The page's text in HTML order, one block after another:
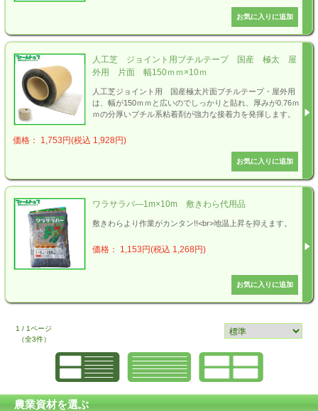
人工芝 ジョイント用ブチルテープ 国産 極太 屋
外用 片面 幅150ｍｍ×10ｍ
人工芝ジョイント用 国産極太片面ブチルテープ・屋外用
は、幅が150ｍｍと広いのでしっかりと貼れ、厚みが0.76ｍ
ｍの分厚いブチル系粘着剤が強力な接着力を発揮します。
価格： 1,753円(税込 1,928円)
ワラサラバ―1m×10m 敷きわら代用品
敷きわらより作業がカンタン!!<br>地温上昇を抑えます。
価格： 1,153円(税込 1,268円)
1 / 1ページ
（全3件）
農業資材を選ぶ